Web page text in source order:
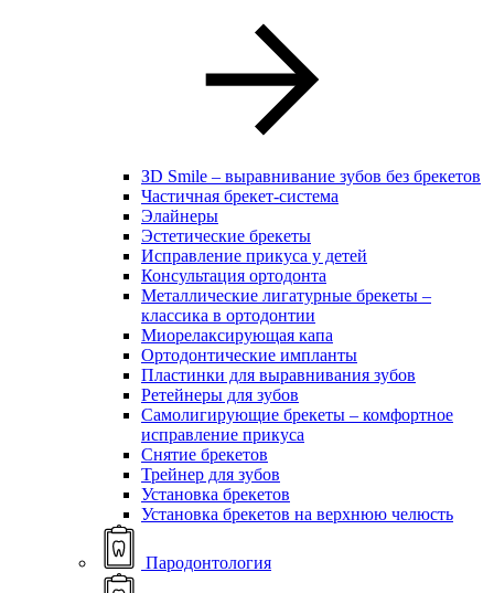
ЗD Smile – выравнивание зубов без брекетов
Частичная брекет-система
Элайнеры
Эстетические брекеты
Исправление прикуса у детей
Консультация ортодонта
Металлические лигатурные брекеты –
классика в ортодонтии
Миорелаксирующая капа
Ортодонтические импланты
Пластинки для выравнивания зубов
Ретейнеры для зубов
Самолигирующие брекеты – комфортное
исправление прикуса
Снятие брекетов
Трейнер для зубов
Установка брекетов
Установка брекетов на верхнюю челюсть
Пародонтология